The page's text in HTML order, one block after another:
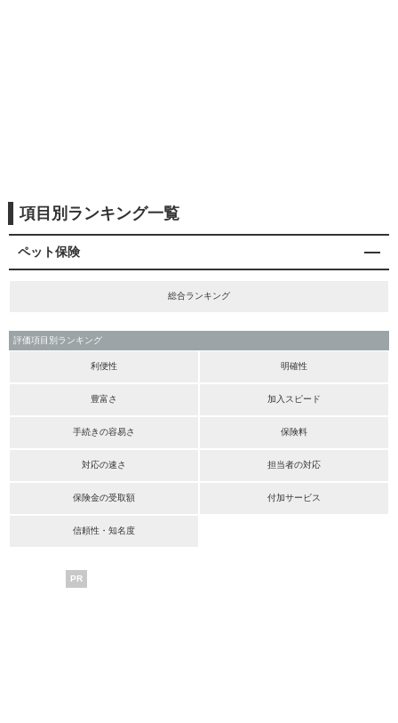
項目別ランキング一覧
ペット保険
総合ランキング
評価項目別ランキング
利便性 明確性
豊富さ 加入スピード
手続きの容易さ 保険料
対応の速さ 担当者の対応
保険金の受取額 付加サービス
信頼性・知名度
PR